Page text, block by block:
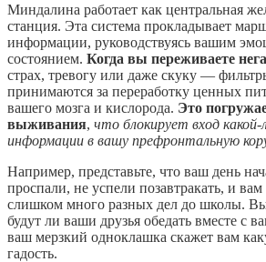
Миндалина работает как центральная
станция. Эта система прокладывает
информации, руководствуясь вашим
состоянием. Когда вы переживаете
страх, тревогу или даже скуку —
принимаются за переработку ценных
вашего мозга и кислорода. Это
выживания, что блокирует вход какой-
информации в вашу префронтальную
Например, представьте, что ваш день
проспали, не успели позавтракать, и
слишком много разных дел до школы. Вы
будут ли ваши друзья обедать вместе с
ваш мерзкий одноклашка скажет вам
гадость.